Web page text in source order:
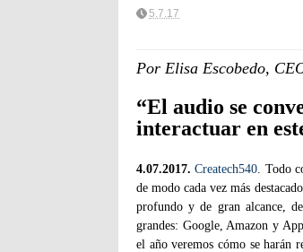
5.7.17
Por Elisa Escobedo,
“El audio se
interactuar en
4.07.2017. Createch540 . Todo
de modo cada vez más
profundo y de gran alcance,
grandes: Google, Amazon y
el año veremos cómo se harán